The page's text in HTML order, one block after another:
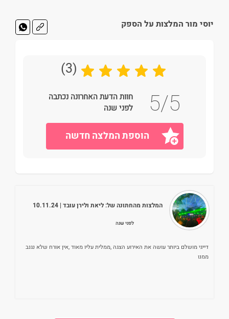
יוסי מור המלצות על הספק
(3)
5/5
חוות הדעת האחרונה נכתבה
לפני שנה
הוספת המלצה חדשה
לפני שנה
המלצות מהחתונה של:ליאת ולירן עובד | 10.11.24
דייגי מושלם ביותר עושה את האירוע הצגה ,ממלית עליו מאוד ,אין אורח שלא נגנב
ממנו